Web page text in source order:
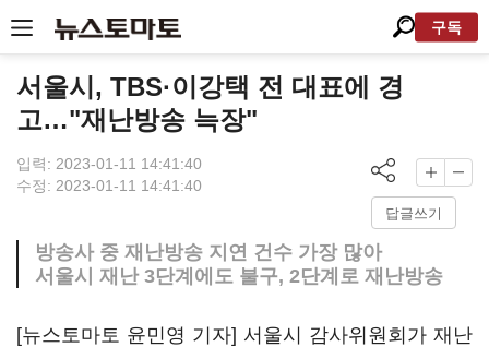
구독
서울시, TBS·이강택 전 대표에 경
고…"재난방송 늑장"
입력: 2023-01-11 14:41:40
수정: 2023-01-11 14:41:40
답글쓰기
방송사 중 재난방송 지연 건수 가장 많아
서울시 재난 3단계에도 불구, 2단계로 재난방송
[뉴스토마토 윤민영 기자] 서울시 감사위원회가 재난